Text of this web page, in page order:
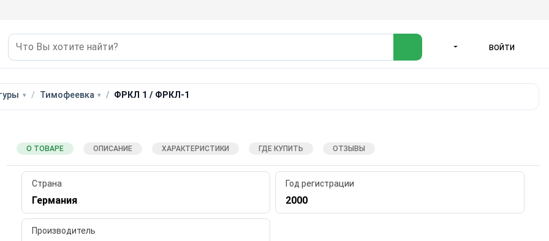
ВОЙТИ
Тимофеевка ФРКЛ 1 / ФРКЛ-1
О ТОВАРЕ ОПИСАНИЕ ХАРАКТЕРИСТИКИ ГДЕ КУПИТЬ ОТЗЫВЫ
Страна
Германия
Год регистрации
2000
Производитель